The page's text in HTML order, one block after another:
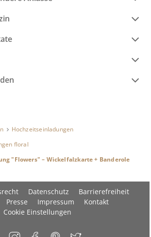
Hochzeitseinladungen
floral
"Flowers" – Wickelfalzkarte + Banderole
Datenschutz
Barrierefreiheit
Presse Impressum
Kontakt
Cookie Einstellungen